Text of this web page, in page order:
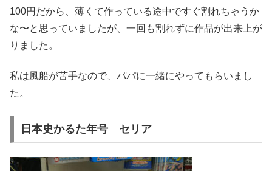
100円だから、薄くて作っている途中ですぐ割れちゃうか
な〜と思っていましたが、一回も割れずに作品が出来上が
りました。
私は風船が苦手なので、パパに一緒にやってもらいまし
た。
日本史かるた年号 セリア